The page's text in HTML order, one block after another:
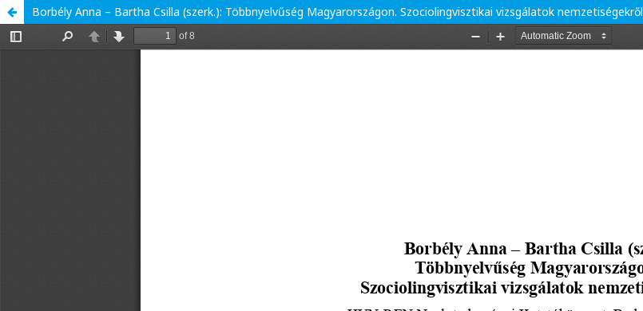
Borbély Anna – Bartha Csilla (szerk.): Többnyelvűség Magyarországon. Szociolingvisztikai vizsgálatok nemzetiségekről